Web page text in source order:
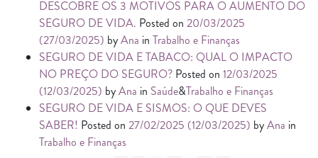
DESCOBRE OS 3 MOTIVOS PARA O AUMENTO DO
SEGURO DE VIDA. Posted on 20/03/2025
(27/03/2025) byAna in Trabalho e Finanças
SEGURO DE VIDA E TABACO: QUAL O IMPACTO
NO PREÇO DO SEGURO? Posted on 12/03/2025
(12/03/2025) byAna in Saúde&Trabalho e Finanças
SEGURO DE VIDA E SISMOS: O QUE DEVES
SABER! Posted on 27/02/2025 (12/03/2025) byAna in
Trabalho e Finanças